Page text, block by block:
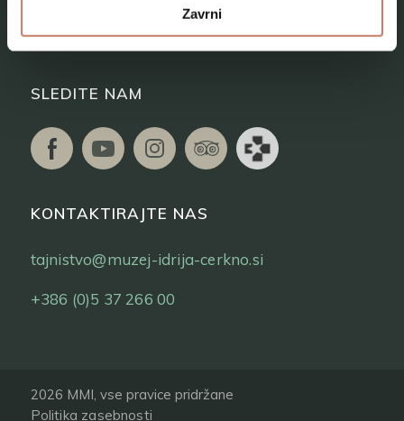
Zavrni
SLEDITE NAM
KONTAKTIRAJTE NAS
tajnistvo@muzej-idrija-cerkno.si
+386 (0)5 37 266 00
2026 MMI, vse pravice pridržane
Politika zasebnosti